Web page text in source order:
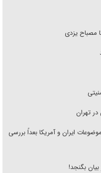
مصباح یزدی
در تهران
ایران و آمریکا بعداً بررسی
بگنجد!